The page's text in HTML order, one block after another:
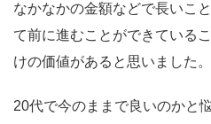
なかなかの金額などで長いこ
て前に進むことができている
けの価値があると思いました。
20代で今のままで良いのかと